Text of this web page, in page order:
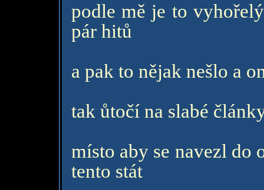
podle mě je to
pár hitů
a pak to nějak nešlo a
tak ůtočí na slabé
místo aby se navezl do
tento stát